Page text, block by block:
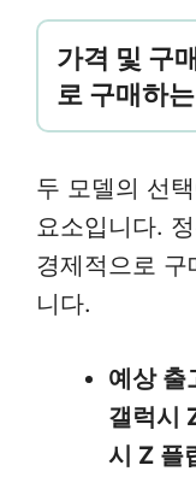
가격 및 구
로 구매하
두 모델의 선
요소입니다.
경제적으로 구
니다.
예상 출
갤럭시
시 Z 플